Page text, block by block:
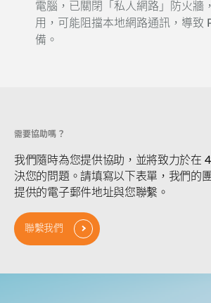
電腦，已關閉「私人網路」防火牆
用，可能阻擋本地網路通訊，導致
備。
需要協助嗎？
我們隨時為您提供協助，並將致力於在
決您的問題。請填寫以下表單，我們的
提供的電子郵件地址與您聯繫。
聯繫我們